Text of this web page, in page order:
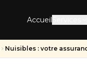
Accueil
Nuisibles : votre